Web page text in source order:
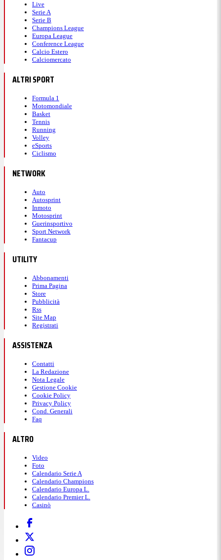
Live
Serie A
Serie B
Champions League
Europa League
Conference League
Calcio Estero
Calciomercato
ALTRI SPORT
Formula 1
Motomondiale
Basket
Tennis
Running
Volley
eSports
Ciclismo
NETWORK
Auto
Autosprint
Inmoto
Motosprint
Guerinsportivo
Sport Network
Fantacup
UTILITY
Abbonamenti
Prima Pagina
Store
Pubblicità
Rss
Site Map
Registrati
ASSISTENZA
Contatti
La Redazione
Nota Legale
Gestione Cookie
Cookie Policy
Privacy Policy
Cond. Generali
Faq
ALTRO
Video
Foto
Calendario Serie A
Calendario Champions
Calendario Europa L.
Calendario Premier L.
Casinò